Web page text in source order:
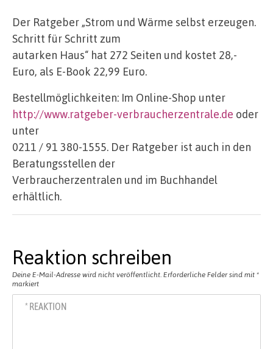
Der Ratgeber „Strom und Wärme selbst erzeugen.
Schritt für Schritt zum
autarken Haus“ hat 272 Seiten und kostet 28,-
Euro, als E-Book 22,99 Euro.
Bestellmöglichkeiten: Im Online-Shop unter
http://www.ratgeber-verbraucherzentrale.de oder
unter
0211 / 91 380-1555. Der Ratgeber ist auch in den
Beratungsstellen der
Verbraucherzentralen und im Buchhandel
erhältlich.
Reaktion schreiben
Deine E-Mail-Adresse wird nicht veröffentlicht. Erforderliche Felder sind mit *
markiert